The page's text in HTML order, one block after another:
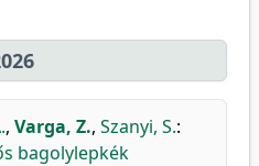
, Varga, Z., Szanyi, S.:
bagolylepkék